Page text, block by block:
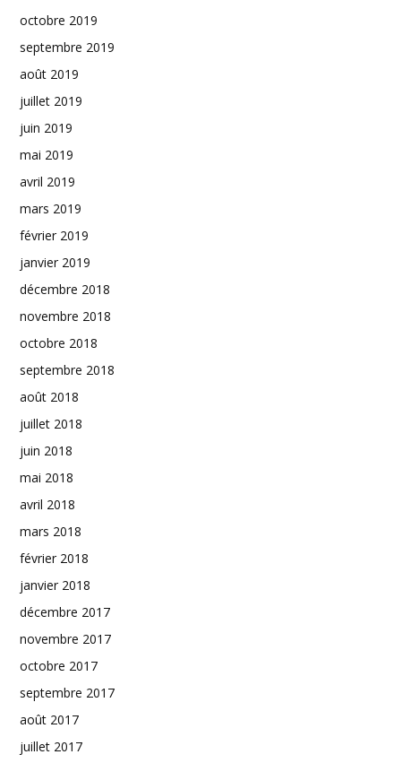
octobre 2019
septembre 2019
août 2019
juillet 2019
juin 2019
mai 2019
avril 2019
mars 2019
février 2019
janvier 2019
décembre 2018
novembre 2018
octobre 2018
septembre 2018
août 2018
juillet 2018
juin 2018
mai 2018
avril 2018
mars 2018
février 2018
janvier 2018
décembre 2017
novembre 2017
octobre 2017
septembre 2017
août 2017
juillet 2017